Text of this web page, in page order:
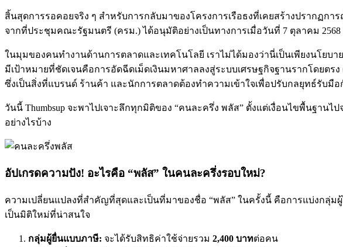
สิ้นสุดการรอคอยจริง ๆ สำหรับการกลับมาของโครงการเรือธงที่เคยสร้างปรากฏกา
จากที่ประชุมคณะรัฐมนตรี (ครม.) ได้อนุมัติอย่างเป็นทางการเมื่อวันที่ 7 ตุลาคม
ในมุมของคนทำงานด้านการตลาดและเทคโนโลยี เราไม่ได้มองว่านี่เป็นเพียงนโยบ
มีเป้าหมายที่ชัดเจนคือการอัดฉีดเม็ดเงินมหาศาลลงสู่ระบบเศรษฐกิจฐานรากโดยต
ซึ่งเป็นสิ่งที่แบรนด์ ร้านค้า และนักการตลาดต้องทำความเข้าใจเพื่อปรับกลยุทธ์รับมื
วันนี้ Thumbsup จะพาไปเจาะลึกทุกมิติของ “คนละครึ่ง พลัส” ตั้งแต่เงื่อนไขพื้นฐา
อย่างไรบ้าง
อัปเกรดความปัง! อะไรคือ “พลัส” ในคนละครึ่งรอบใหม่?
ความเปลี่ยนแปลงที่สำคัญที่สุดและเป็นที่มาของชื่อ “พลัส” ในครั้งนี้ คือการแบ่งกลุ่ม
เป็นมิติใหม่ที่น่าสนใจ
กลุ่มผู้ยื่นแบบภาษี: จะได้รับสิทธิค่าใช้จ่ายรวม 2,400 บาทต่อคน